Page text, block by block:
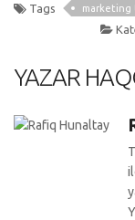
Tags marketing
YAZAR